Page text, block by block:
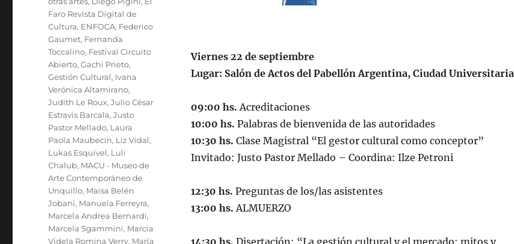
Viernes 22 de septiembre
Lugar: Salón de Actos del Pabellón Argentina, Ciudad Universitaria
09:00 hs. Acreditaciones
10:00 hs. Palabras de bienvenida de las autoridades
10:30 hs. Clase Magistral “El gestor cultural como conceptor”
Invitado: Justo Pastor Mellado – Coordina: Ilze Petroni
12:30 hs. Preguntas de los/las asistentes
13:00 hs. ALMUERZO
14:30 hs. Disertación: “La gestión cultural y el mercado: mitos y
Faro Revista Digital de
Cultura, ENFOCA, Federico
Gaumet, Fernanda
Toccalino, Festival Circuito
Abierto,Gachi Prieto,
Gestión Cultural, Ivana
Verónica Altamirano,
Judith Le Roux,Julio César
Estravis Barcala,Justo
Pastor Mellado, Laura
Paola Maubecin, Liz Vidal,
Lukas Esquivel, Luli
Chalub, MACU - Museo de
Arte Contemporáneo de
Unquillo, Maisa Belén
Jobani, Manuela Ferreyra,
Marcela Andrea Bernardi,
Marcela Sgammini, Marcia
Videla Romina Verry, María